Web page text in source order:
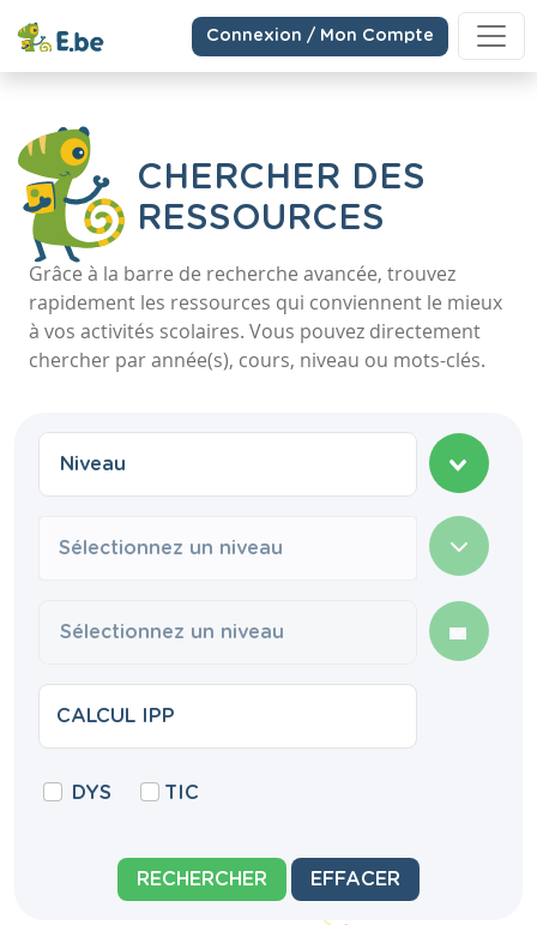
Connexion / Mon Compte
CHERCHER DES
RESSOURCES
Grâce à la barre de recherche avancée, trouvez
rapidement les ressources qui conviennent le mieux
à vos activités scolaires. Vous pouvez directement
chercher par année(s), cours, niveau ou mots-clés.
Sélectionnez un niveau
DYS TIC
RECHERCHER EFFACER